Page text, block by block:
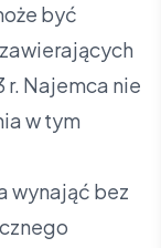
być
Najemca nie
w tym
wynająć bez